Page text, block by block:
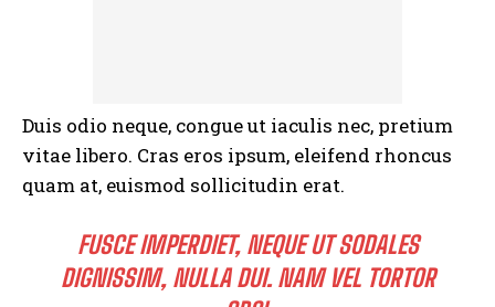
Duis odio neque, congue ut iaculis nec, pretium
vitae libero. Cras eros ipsum, eleifend rhoncus
quam at, euismod sollicitudin erat.
FUSCE IMPERDIET, NEQUE UT SODALES
DIGNISSIM, NULLA DUI. NAM VEL TORTOR